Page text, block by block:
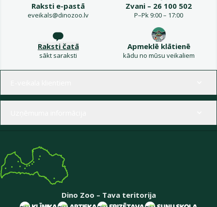
Raksti e-pastā
eveikals@dinozoo.lv
Zvani – 26 100 502
P–Pk 9:00 – 17:00
Raksti čatā
sākt saraksti
Apmeklē klātienē
kādu no mūsu veikaliem
Dino Zoo – Tava teritorija